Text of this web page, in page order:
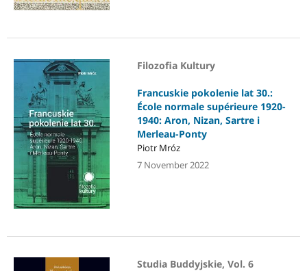
Filozofia Kultury
Francuskie pokolenie lat 30.:
École normale supérieure 1920-
1940: Aron, Nizan, Sartre i
Merleau-Ponty
Piotr Mróz
7 November 2022
Studia Buddyjskie, Vol. 6